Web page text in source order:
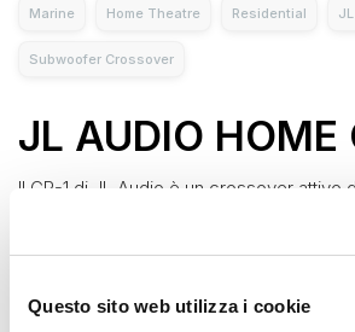
Questo sito web utilizza i cookie
Marine Home Theatre Residential
Subwoofer Crossover
JL AUDIO HOME
Il CR-1 di JL Audio è un crossover attivo
progettato specificamente per l'uso
domestici. Questo dispositivo consente
segnale audio in frequenze specifiche,
subwoofer, mentre le gamme di